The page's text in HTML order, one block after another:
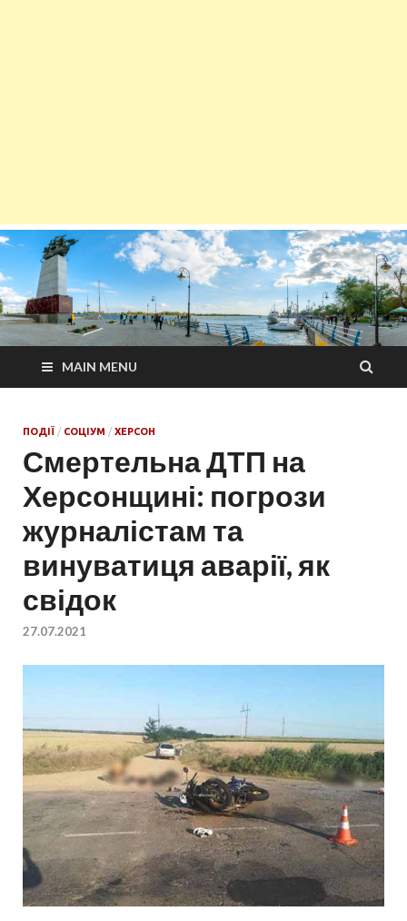
MAIN MENU
ПОДІЇ / СОЦІУМ / ХЕРСОН
Смертельна ДТП на
Херсонщині: погрози
журналістам та
винуватиця аварії, як
свідок
27.07.2021